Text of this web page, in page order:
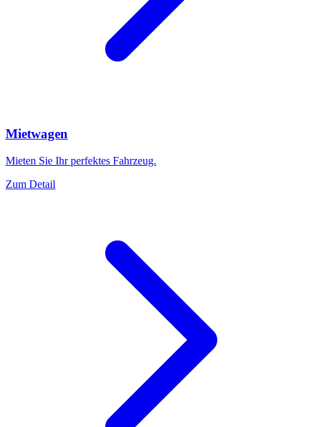
Mietwagen
Mieten Sie Ihr perfektes Fahrzeug.
Zum Detail